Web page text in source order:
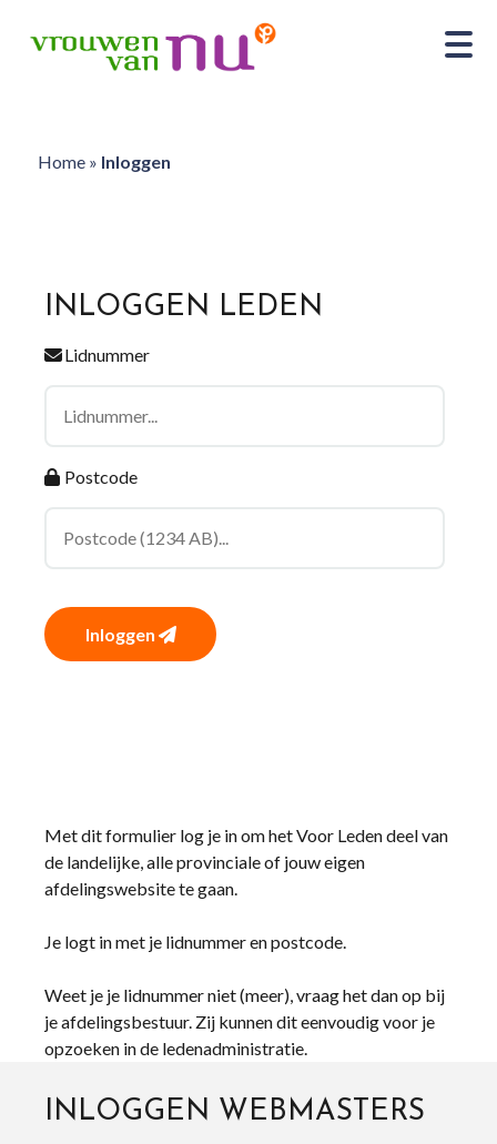
Home» Inloggen
INLOGGEN LEDEN
Lidnummer
Postcode
Inloggen
Met dit formulier log je in om het Voor Leden deel van
de landelijke, alle provinciale of jouw eigen
afdelingswebsite te gaan.
Je logt in met je lidnummer en postcode.
Weet je je lidnummer niet (meer), vraag het dan op bij
je afdelingsbestuur. Zij kunnen dit eenvoudig voor je
opzoeken in de ledenadministratie.
INLOGGEN WEBMASTERS